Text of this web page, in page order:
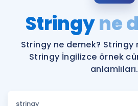
Şifremi
ÜYE
Katılımcı Görüşleri
Faydalı Araçlar
Hakkımızda
Stringyne
Stringy ne demek? Stringy
Stringy İngilizce örnek
anlamlıları.